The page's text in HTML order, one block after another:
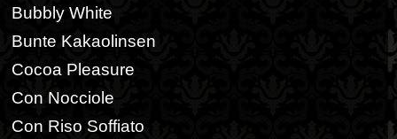
Bubbly White
Bunte Kakaolinsen
Cocoa Pleasure
Con Nocciole
Con Riso Soffiato